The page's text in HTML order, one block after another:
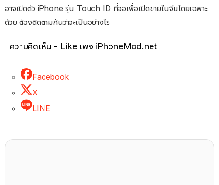
อาจเปิดตัว iPhone รุ่น Touch ID ที่จอเพื่อเปิดขายในจีนโดยเฉพาะ
ด้วย ต้องติดตามกันว่าจะเป็นอย่างไร
ความคิดเห็น - Like เพจ iPhoneMod.net
Facebook
X
LINE